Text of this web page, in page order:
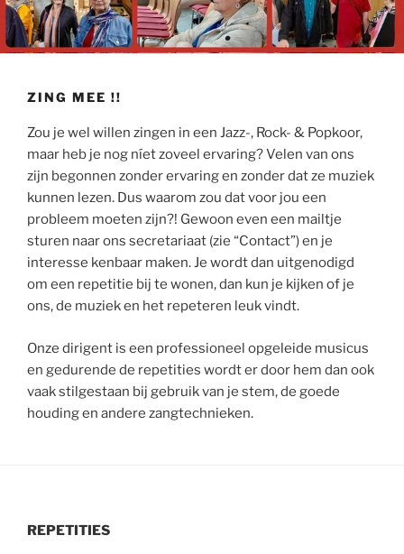
ZING MEE !!
Zou je wel willen zingen in een Jazz-, Rock- & Popkoor,
maar heb je nog níet zoveel ervaring? Velen van ons
zijn begonnen zonder ervaring en zonder dat ze muziek
kunnen lezen. Dus waarom zou dat voor jou een
probleem moeten zijn?! Gewoon even een mailtje
sturen naar ons secretariaat (zie “Contact”) en je
interesse kenbaar maken. Je wordt dan uitgenodigd
om een repetitie bij te wonen, dan kun je kijken of je
ons, de muziek en het repeteren leuk vindt.
Onze dirigent is een professioneel opgeleide musicus
en gedurende de repetities wordt er door hem dan ook
vaak stilgestaan bij gebruik van je stem, de goede
houding en andere zangtechnieken.
REPETITIES